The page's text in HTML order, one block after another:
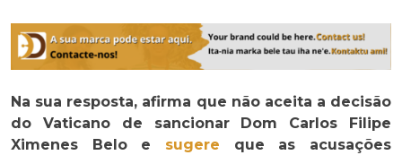
Na sua resposta, afirma que não aceita a decisão
do Vaticano de sancionar Dom Carlos Filipe
Ximenes Belo e sugere que as acusações